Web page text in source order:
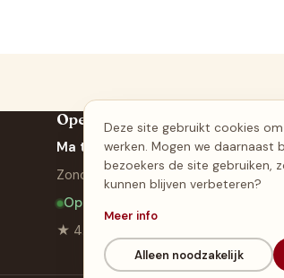
Openingstijden
Ma t/m za: 08.00 - 20.00
Zondag: 09.00 - 17.00
Open nu · sluit om 20:00
★ 4.7 · 508 Google-reviews
Deze site gebruikt cookies
werken. Mogen we daarnaast
bezoekers de site gebruiken,
kunnen blijven verbeteren?
Meer info
Alleen noodzakelijk